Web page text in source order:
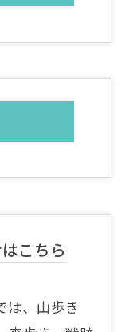
こちら
は、山歩き